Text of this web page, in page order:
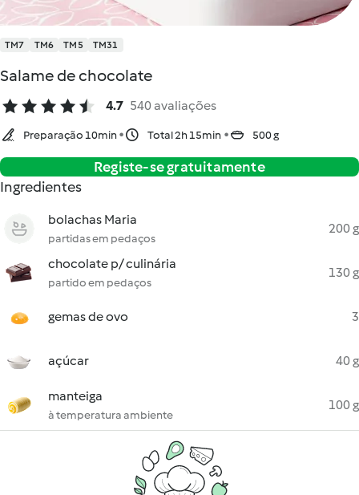
TM7 TM6 TM5 TM31
Salame de chocolate
4.7 540 avaliações
Preparação 10min Total 2h 15min 500 g
Registe-se gratuitamente
Ingredientes
bolachas Maria
partidas em pedaços
200 g
chocolate p/ culinária
partido em pedaços
130 g
gemas de ovo 3
açúcar 40 g
manteiga
à temperatura ambiente
100 g